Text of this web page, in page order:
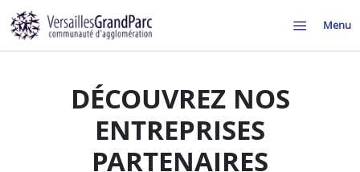
Menu
DÉCOUVREZ NOS
ENTREPRISES
PARTENAIRES